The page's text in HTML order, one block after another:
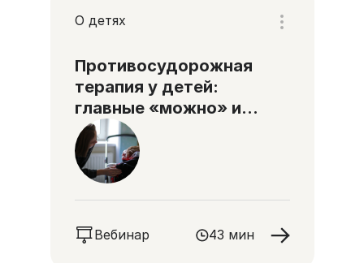
О детях
Противосудорожная
терапия у детей:
главные «можно» и
«нельзя»
Вебинар 43 мин